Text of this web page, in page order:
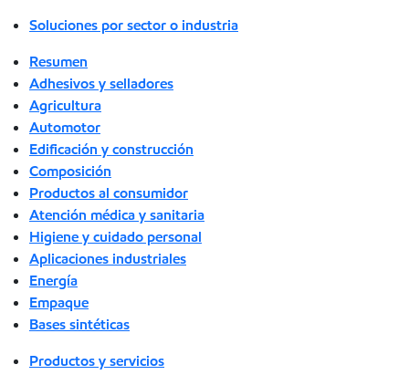
Soluciones por sector o industria
Resumen
Adhesivos y selladores
Agricultura
Automotor
Edificación y construcción
Composición
Productos al consumidor
Atención médica y sanitaria
Higiene y cuidado personal
Aplicaciones industriales
Energía
Empaque
Bases sintéticas
Productos y servicios